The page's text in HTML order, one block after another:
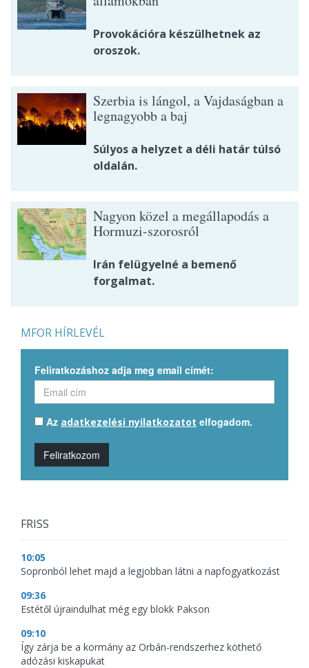
Provokációra készülhetnek az
oroszok.
Szerbia is lángol, a Vajdaságban a
legnagyobb a baj
Súlyos a helyzet a déli határ túlsó
oldalán.
Nagyon közel a megállapodás a
Hormuzi-szorosról
Irán felügyelné a bemenő
forgalmat.
MFOR HÍRLEVÉL
Feliratkozáshoz adja meg email címét:
Az adatkezelési nyilatkozatot elfogadom.
Feliratkozom
FRISS
10:05
Sopronból lehet majd a legjobban látni a napfogyatkozást
09:36
Estétől újraindulhat még egy blokk Pakson
09:10
Így zárja be a kormány az Orbán-rendszerhez köthető
adózási kiskapukat